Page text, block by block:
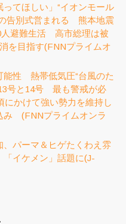
ってほしい」“イオンモール
告別式営まれる 熊本地震
避難生活 高市総理は被
を目指す(FNNプライムオ
能性 熱帯低気圧“台風のた
号と14号 最も警戒が必
かけて強い勢力を維持し
み (FNNプライムオンラ
パーマ＆ヒゲたくわえ雰
イケメン」話題に(J-